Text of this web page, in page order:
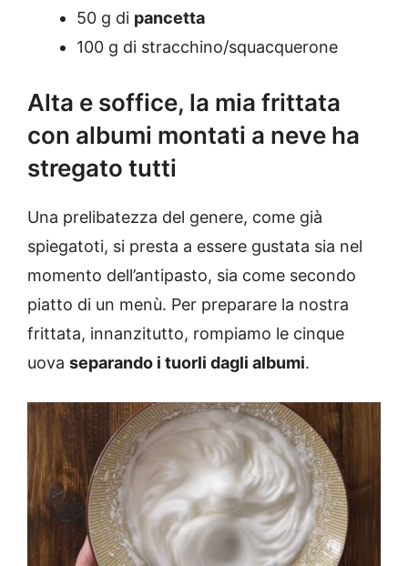
50 g di pancetta
100 g di stracchino/squacquerone
Alta e soffice, la mia frittata
con albumi montati a neve ha
stregato tutti
Una prelibatezza del genere, come già
spiegatoti, si presta a essere gustata sia nel
momento dell’antipasto, sia come secondo
piatto di un menù. Per preparare la nostra
frittata, innanzitutto, rompiamo le cinque
uova separando i tuorli dagli albumi.